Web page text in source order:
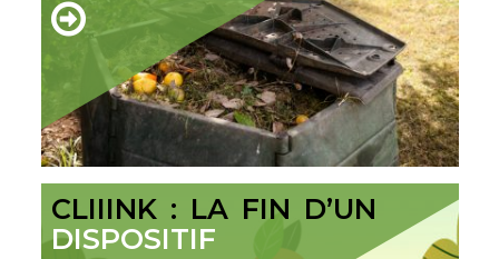
CLIIINK : LA FIN D’UN
DISPOSITIF